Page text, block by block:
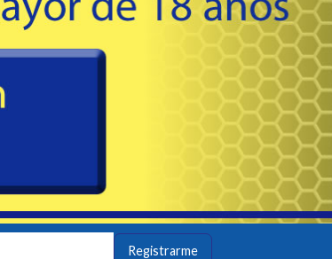
Av. Agraciada 2958 Esq. E. Ciganda
Montevideo -
Registrarme